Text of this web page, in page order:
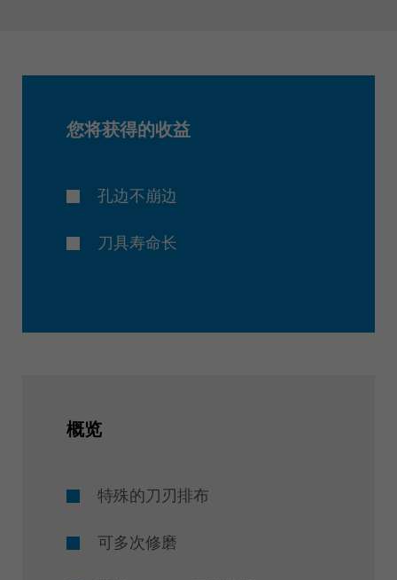
您将获得的收益
孔边不崩边
刀具寿命长
概览
特殊的刀刃排布
可多次修磨